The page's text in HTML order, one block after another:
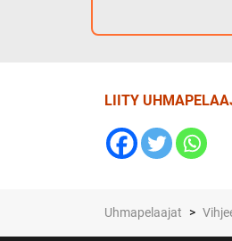
LIITY
Uhmapelaajat >